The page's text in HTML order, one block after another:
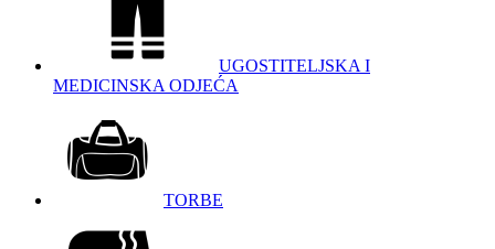
UGOSTITELJSKA I
MEDICINSKA ODJEĆA
TORBE